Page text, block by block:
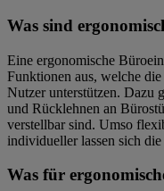
Was sind
Eine ergonomische
Funktionen aus, welche
Nutzer unterstützen. Dazu
und Rücklehnen an
verstellbar sind. Umso
individueller lassen sich
Was für